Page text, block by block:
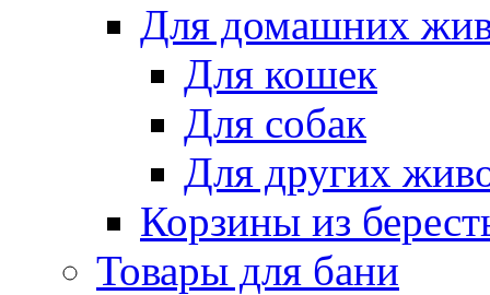
Для домашних
Для кошек
Для собак
Для других
Корзины из
Товары для бани